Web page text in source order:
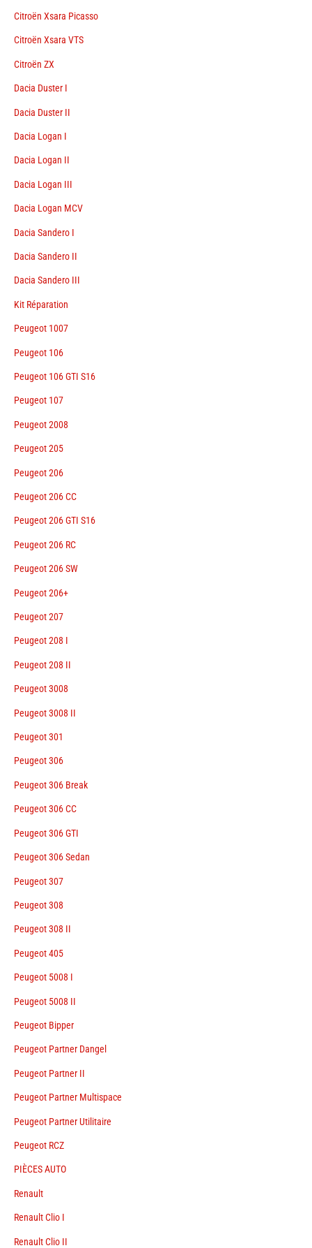
Citroën Xsara Picasso
Citroën Xsara VTS
Citroën ZX
Dacia Duster I
Dacia Duster II
Dacia Logan I
Dacia Logan II
Dacia Logan III
Dacia Logan MCV
Dacia Sandero I
Dacia Sandero II
Dacia Sandero III
Kit Réparation
Peugeot 1007
Peugeot 106
Peugeot 106 GTI S16
Peugeot 107
Peugeot 2008
Peugeot 205
Peugeot 206
Peugeot 206 CC
Peugeot 206 GTI S16
Peugeot 206 RC
Peugeot 206 SW
Peugeot 206+
Peugeot 207
Peugeot 208 I
Peugeot 208 II
Peugeot 3008
Peugeot 3008 II
Peugeot 301
Peugeot 306
Peugeot 306 Break
Peugeot 306 CC
Peugeot 306 GTI
Peugeot 306 Sedan
Peugeot 307
Peugeot 308
Peugeot 308 II
Peugeot 405
Peugeot 5008 I
Peugeot 5008 II
Peugeot Bipper
Peugeot Partner Dangel
Peugeot Partner II
Peugeot Partner Multispace
Peugeot Partner Utilitaire
Peugeot RCZ
PIÈCES AUTO
Renault
Renault Clio I
Renault Clio II